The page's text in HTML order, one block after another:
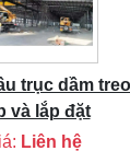
trục dầm
và lắp đặt
Liên hệ